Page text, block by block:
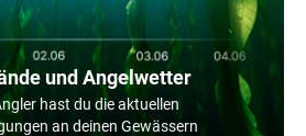
und Angelwetter
hast du die aktuellen
an deinen Gewässern